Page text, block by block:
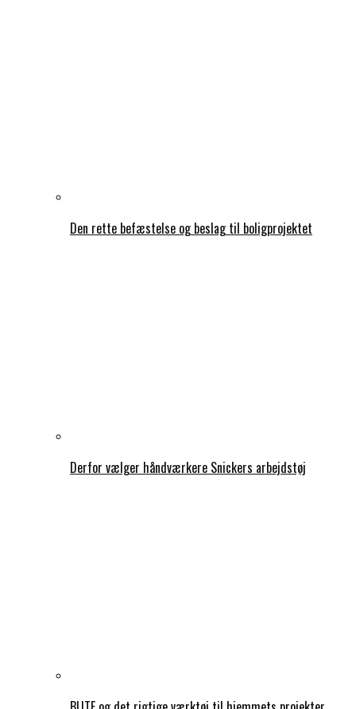
Den rette befæstelse og beslag til boligprojektet
Derfor vælger håndværkere Snickers arbejdstøj